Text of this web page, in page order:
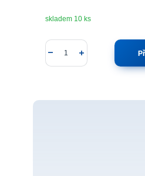
skladem 10 ks